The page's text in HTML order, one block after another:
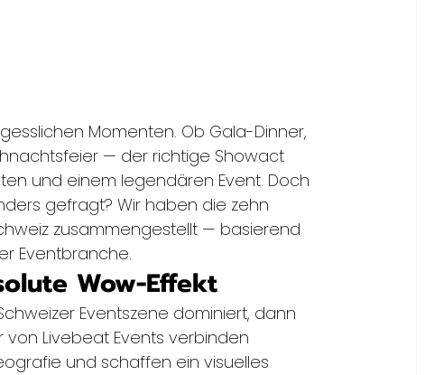
Momenten. Ob Gala-Dinner,
— der richtige Showact
und einem legendären Event. Doch
gefragt? Wir haben die zehn
zusammengestellt — basierend
Eventbranche.
Wow-Effekt
Eventszene dominiert, dann
von Livebeat Events verbinden
und schaffen ein visuelles